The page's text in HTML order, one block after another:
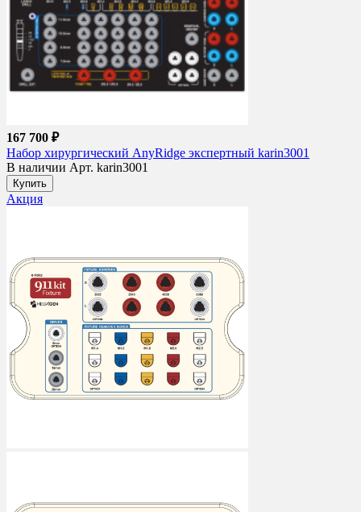
167 700 ₽
Набор хирургический AnyRidge экспертный karin3001
В наличии Арт. karin3001
Купить
Акция